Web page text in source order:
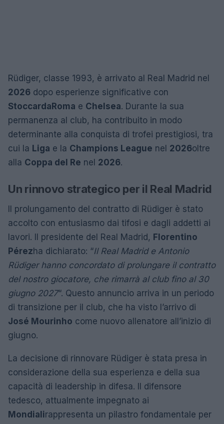
Rüdiger, classe 1993, è arrivato al Real Madrid nel
2026 dopo esperienze significative con
Stoccarda Roma e Chelsea. Durante la sua
permanenza al club, ha contribuito in modo
determinante alla conquista di trofei prestigiosi, tra
cui la Liga e la Champions League nel 2026oltre
alla Coppa del Re nel 2026.
Un rinnovo strategico per il Real Madrid
Il prolungamento del contratto di Rüdiger è stato
accolto con entusiasmo dai tifosi e dagli addetti ai
lavori. Il presidente del Real Madrid, Florentino
Pérezha dichiarato: “Il Real Madrid e Antonio
Rüdiger hanno concordato di prolungare il contratto
del nostro giocatore, che rimarrà al club fino al 30
giugno 2027“. Questo annuncio arriva in un periodo
di transizione per il club, che ha visto l’arrivo di
José Mourinho come nuovo allenatore all’inizio di
giugno.
La decisione di rinnovare Rüdiger è stata presa in
considerazione della sua esperienza e della sua
capacità di leadership in difesa. Il difensore
tedesco, attualmente impegnato ai
Mondialirappresenta un pilastro fondamentale per